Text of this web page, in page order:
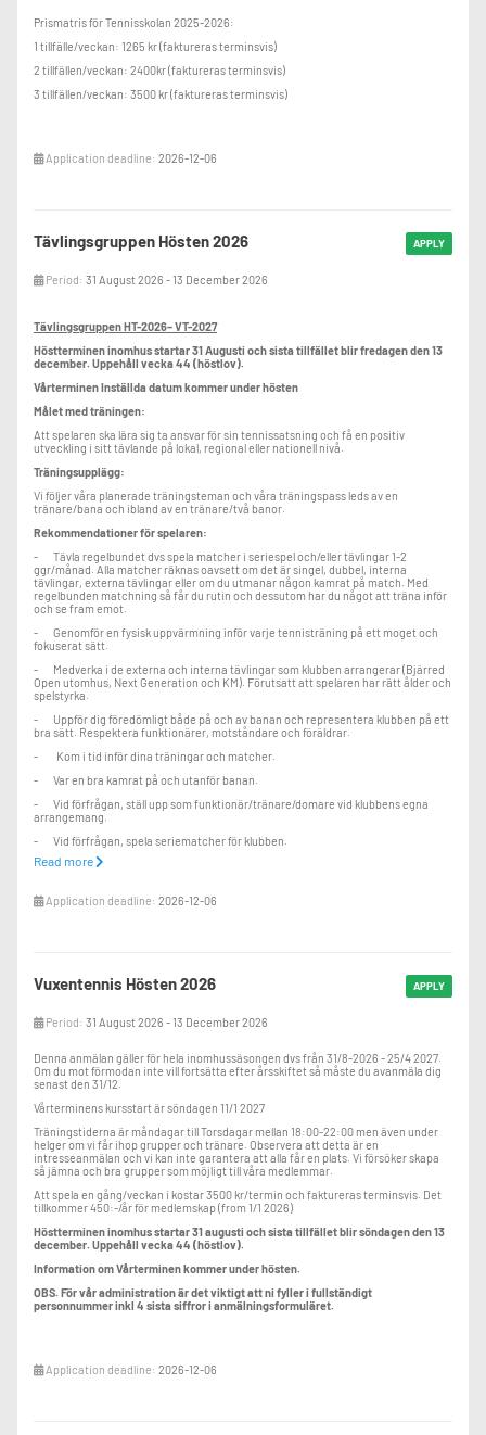
Prismatris för Tennisskolan 2025-2026:
1 tillfälle/veckan: 1265 kr (faktureras terminsvis)
2 tillfällen/veckan: 2400kr (faktureras terminsvis)
3 tillfällen/veckan: 3500 kr (faktureras terminsvis)
Application deadline: 2026-12-06
APPLY
Tävlingsgruppen Hösten 2026
Period: 31 August 2026 - 13 December 2026
Tävlingsgruppen HT-2026– VT-2027
Höstterminen inomhus startar 31 Augusti och sista tillfället blir fredagen den 13
december. Uppehåll vecka 44 (höstlov).
Vårterminen Inställda datum kommer under hösten
Målet med träningen:
Att spelaren ska lära sig ta ansvar för sin tennissatsning och få en positiv
utveckling i sitt tävlande på lokal, regional eller nationell nivå.
Träningsupplägg:
Vi följer våra planerade träningsteman och våra träningspass leds av en
tränare/bana och ibland av en tränare/två banor.
Rekommendationer för spelaren:
- Tävla regelbundet dvs spela matcher i seriespel och/eller tävlingar 1-2
ggr/månad. Alla matcher räknas oavsett om det är singel, dubbel, interna
tävlingar, externa tävlingar eller om du utmanar någon kamrat på match. Med
regelbunden matchning så får du rutin och dessutom har du något att träna inför
och se fram emot.
- Genomför en fysisk uppvärmning inför varje tennisträning på ett moget och
fokuserat sätt.
- Medverka i de externa och interna tävlingar som klubben arrangerar (Bjärred
Open utomhus, Next Generation och KM). Förutsatt att spelaren har rätt ålder och
spelstyrka.
- Uppför dig föredömligt både på och av banan och representera klubben på ett
bra sätt. Respektera funktionärer, motståndare och föräldrar.
- Kom i tid inför dina träningar och matcher.
- Var en bra kamrat på och utanför banan.
- Vid förfrågan, ställ upp som funktionär/tränare/domare vid klubbens egna
arrangemang.
- Vid förfrågan, spela seriematcher för klubben.
- Ha regelbunden ”egenträning” vid sidan av klubbens ordinarie träning.
- Medverka vid de teoripass som hålls på klubben.
- Rådgör med klubbens huvudtränare vid beslut som påverkar barnets tennis.
Klubbens motprestationer:
- Kraftigt subventionerad träningsavgift.
- Klubben erbjuder träningstillfällen på eftermiddagar måndag – fredag.
- Tävlingsspelare erhåller en mentor då spelaren tränar minst tre ggr/vecka i
våra tävlingsgrupper. Syftet med mentorskapet är att guida spelaren i sin
satsning.
- Alla spelare ingår i en whatsapp-grupp där diverse information och
utbildningsmaterial delas.
- Spelaren får representera klubben i seriesammanhang.
- Matchbevakning vid av klubben utvalda tävlingar och tävlingsresor – se
aktivitetsplanen påwww.lbtk.se för mer info.
- Erbjuds träning inför JSM inne, JSM ute & SALK Open. Träningen arrangeras
dagarna innan respektive tävling.
- Får ett allmänt uppvärmnings- och fysprogram tilldelat sig. Om spelaren
önskar sig detta.
1 timme/vecka: 1265 kr , 1,5 timme/vecka: 1760 kr , 2 timmar/vecka: 2400 kr
Read more
Application deadline: 2026-12-06
APPLY
Vuxentennis Hösten 2026
Period: 31 August 2026 - 13 December 2026
Denna anmälan gäller för hela inomhussäsongen dvs från 31/8-2026 - 25/4 2027.
Om du mot förmodan inte vill fortsätta efter årsskiftet så måste du avanmäla dig
senast den 31/12.
Vårterminens kursstart är söndagen 11/1 2027
Träningstiderna är måndagar till Torsdagar mellan 18:00-22:00 men även under
helger om vi får ihop grupper och tränare. Observera att detta är en
intresseanmälan och vi kan inte garantera att alla får en plats. Vi försöker skapa
så jämna och bra grupper som möjligt till våra medlemmar.
Att spela en gång/veckan i kostar 3500 kr/termin och faktureras terminsvis. Det
tillkommer 450:-/år för medlemskap (from 1/1 2026)
Höstterminen inomhus startar 31 augusti och sista tillfället blir söndagen den 13
december. Uppehåll vecka 44 (höstlov).
Information om Vårterminen kommer under hösten.
OBS. För vår administration är det viktigt att ni fyller i fullständigt
personnummer inkl 4 sista siffror i anmälningsformuläret.
Application deadline: 2026-12-06